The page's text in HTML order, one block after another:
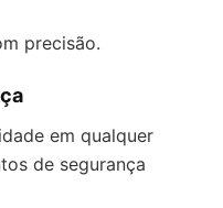
precisão.
em qualquer
de segurança